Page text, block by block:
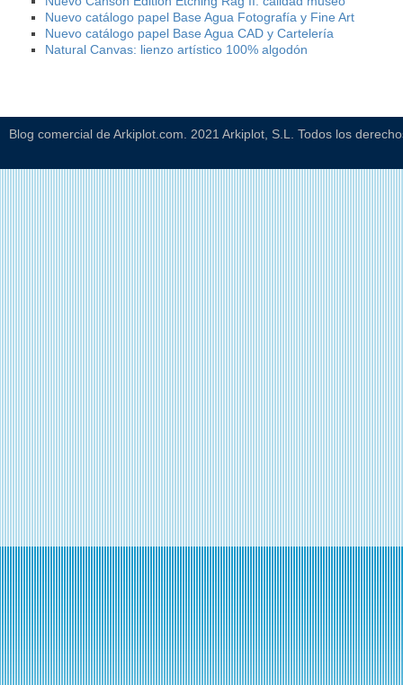
Nuevo catálogo papel Base Agua Fotografía y Fine Art
Nuevo catálogo papel Base Agua CAD y Cartelería
Natural Canvas: lienzo artístico 100% algodón
Blog comercial de Arkiplot.com. 2021 Arkiplot, S.L. Todos los